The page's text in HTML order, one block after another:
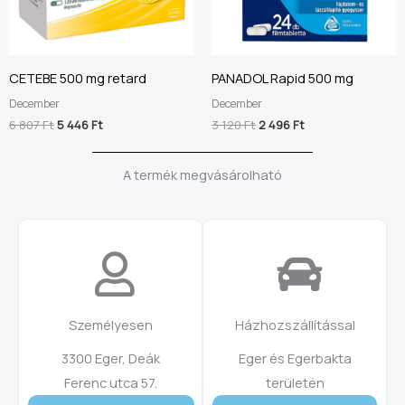
CETEBE 500 mg retard
December
6 807Ft5 446 Ft
PANADOL Rapid 500 mg
December
3 120Ft 2 496 Ft
A termék megvásárolható
Személyesen
3300 Eger, Deák
Ferenc utca 57.
Házhozszállítással
Eger és Egerbakta
területén